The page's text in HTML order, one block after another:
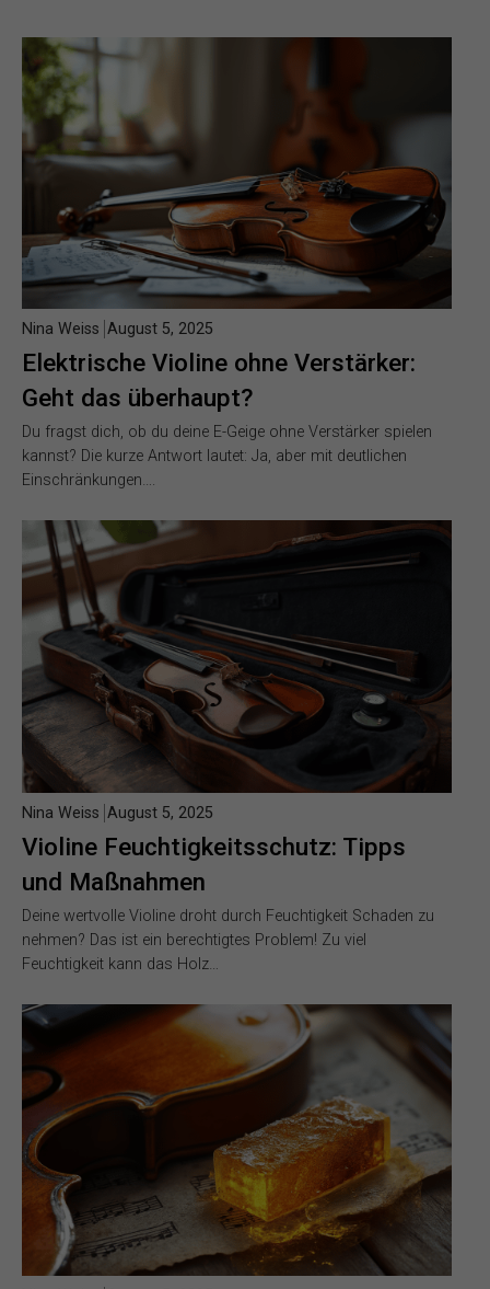
Elektrische Violine ohne Verstärker:
Geht das überhaupt?
Nina Weiss August 5, 2025
Du fragst dich, ob du deine E-Geige ohne Verstärker spielen
kannst? Die kurze Antwort lautet: Ja, aber mit deutlichen
Einschränkungen….
Violine Feuchtigkeitsschutz: Tipps
und Maßnahmen
Nina Weiss August 5, 2025
Deine wertvolle Violine droht durch Feuchtigkeit Schaden zu
nehmen? Das ist ein berechtigtes Problem! Zu viel
Feuchtigkeit kann das Holz…